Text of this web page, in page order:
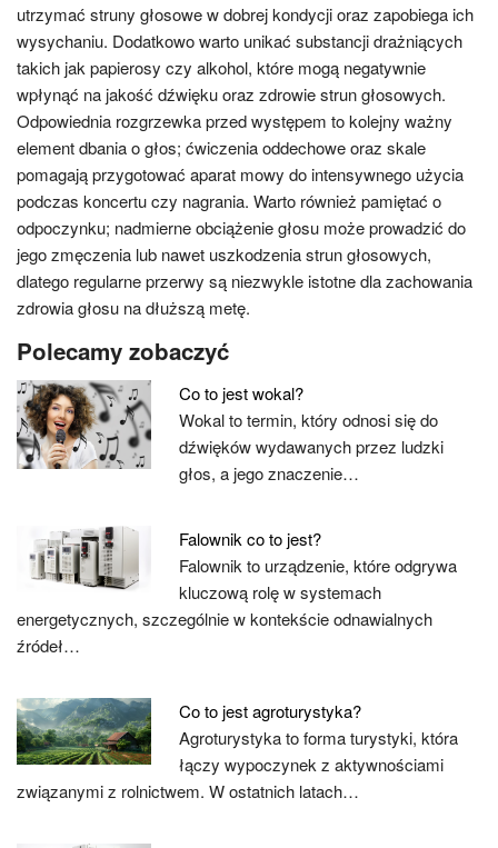
utrzymać struny głosowe w dobrej kondycji oraz zapobiega ich
wysychaniu. Dodatkowo warto unikać substancji drażniących
takich jak papierosy czy alkohol, które mogą negatywnie
wpłynąć na jakość dźwięku oraz zdrowie strun głosowych.
Odpowiednia rozgrzewka przed występem to kolejny ważny
element dbania o głos; ćwiczenia oddechowe oraz skale
pomagają przygotować aparat mowy do intensywnego użycia
podczas koncertu czy nagrania. Warto również pamiętać o
odpoczynku; nadmierne obciążenie głosu może prowadzić do
jego zmęczenia lub nawet uszkodzenia strun głosowych,
dlatego regularne przerwy są niezwykle istotne dla zachowania
zdrowia głosu na dłuższą metę.
Polecamy zobaczyć
Co to jest wokal?
Wokal to termin, który odnosi się do
dźwięków wydawanych przez ludzki
głos, a jego znaczenie…
Falownik co to jest?
Falownik to urządzenie, które odgrywa
kluczową rolę w systemach
energetycznych, szczególnie w kontekście odnawialnych
źródeł…
Co to jest agroturystyka?
Agroturystyka to forma turystyki, która
łączy wypoczynek z aktywnościami
związanymi z rolnictwem. W ostatnich latach…